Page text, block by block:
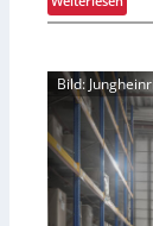
r
s
i
c
h
r
e
a
g
r
k
o
s
t
e
n
u
d
e
r
L
o
g
i
A
t
o
m
a
t
i
Bild: